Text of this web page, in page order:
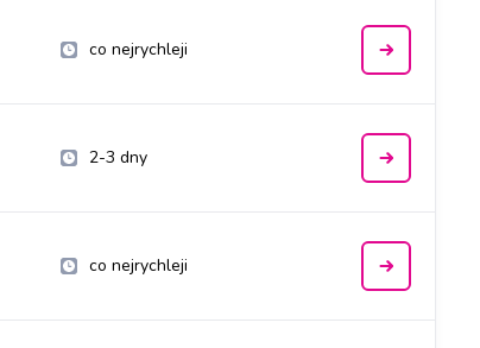
co nejrychleji
2-3 dny
co nejrychleji